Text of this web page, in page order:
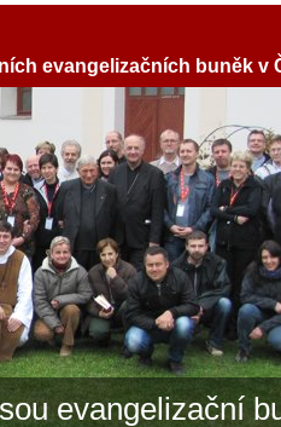
evangelizačních buněk v
evangelizační